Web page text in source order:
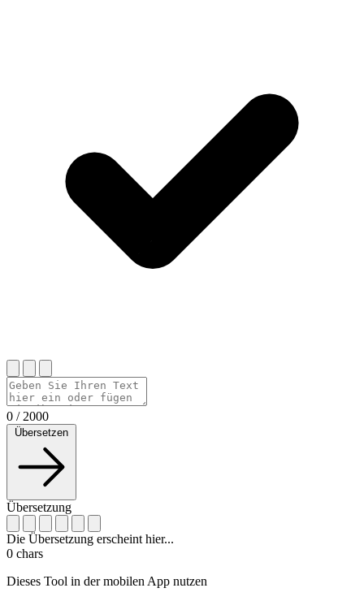
0 / 2000
Übersetzen
Übersetzung
Die Übersetzung erscheint hier...
0 chars
Dieses Tool in der mobilen App nutzen